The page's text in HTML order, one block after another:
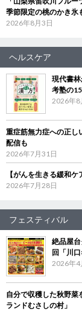
季節限定の桃のかき氷
2026年8月3日
ヘルスケア
現代書
考塾の
2026年8
重症筋無力症への正
配信も
2026年7月31日
【がんを生きる緩和
2026年7月28日
フェスティバル
絶品屋
回「川
2026年4
自分で収穫した秋野
ランドむさしの村」